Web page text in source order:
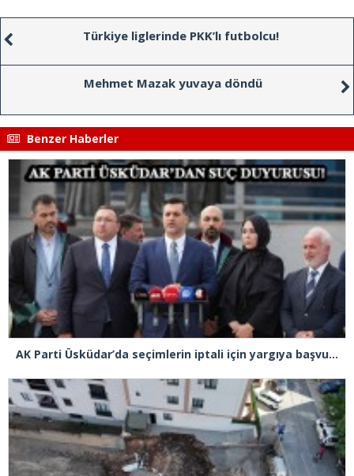
Türkiye liglerinde PKK’lı futbolcu!
Mehmet Mazak yuvaya döndü
Benzer Haberler
AK Parti Üsküdar’da seçimlerin iptali için yargıya başvurdu: “Divan Başkanı oyları karıştırdığını açıkça kabul etmiştir”